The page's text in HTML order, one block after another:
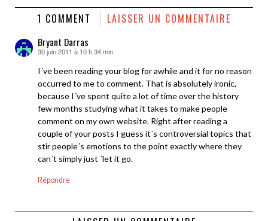
1 COMMENT LAISSER UN COMMENTAIRE
Bryant Darras
dit :
30 juin 2011 à 10 h 34 min
I´ve been reading your blog for awhile and it for no reason
occurred to me to comment. That is absolutely ironic,
because I´ve spent quite a lot of time over the history
few months studying what it takes to make people
comment on my own website. Right after reading a
couple of your posts I guess it´s controversial topics that
stir people´s emotions to the point exactly where they
can´t simply just ´let it go.
Répondre